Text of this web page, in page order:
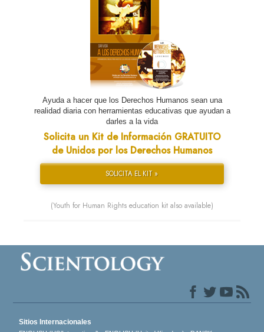
Ayuda a hacer que los Derechos Humanos sean una
realidad diaria con herramientas educativas que ayudan a
darles a la vida
Solicita un Kit de Información GRATUITO
de Unidos por los Derechos Humanos
SOLICITA EL KIT »
(Youth for Human Rights education kit also available)
Sitios Internacionales